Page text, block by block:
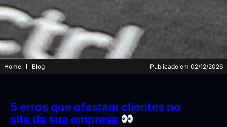
Home Blog Publicado em 02/12/2026
5 erros que afastam clientes no
site da sua empresa